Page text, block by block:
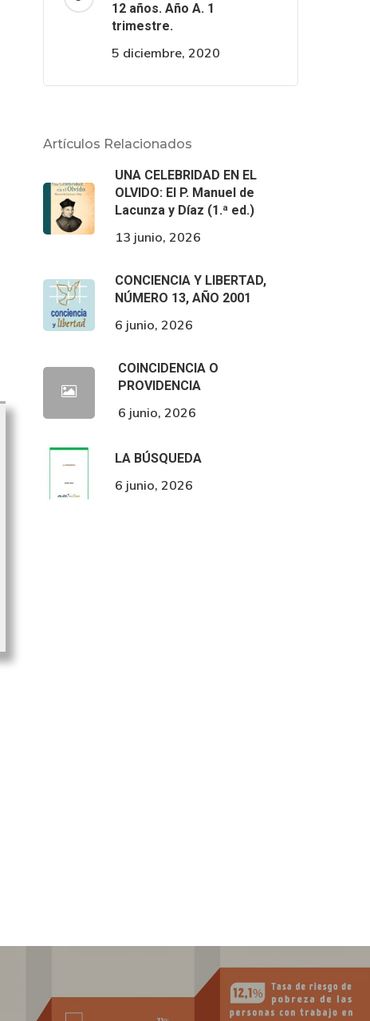
12 años. Año A. 1
trimestre.
5 diciembre, 2020
Artículos Relacionados
UNA CELEBRIDAD EN EL
OLVIDO: El P. Manuel de
Lacunza y Díaz (1.ª ed.)
13 junio, 2026
CONCIENCIA Y LIBERTAD,
NÚMERO 13, AÑO 2001
6 junio, 2026
COINCIDENCIA O
PROVIDENCIA
6 junio, 2026
LA BÚSQUEDA
6 junio, 2026